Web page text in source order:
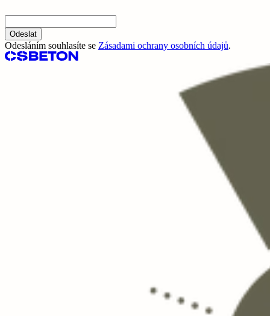
Odeslat
Odesláním souhlasíte se Zásadami ochrany osobních údajů.